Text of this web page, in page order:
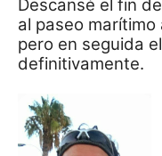
Descansé el fin
al paseo
pero en seguida
definitivamente.